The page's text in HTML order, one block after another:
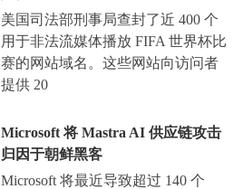
美国司法部刑事局查封了近 400 个
用于非法流媒体播放 FIFA 世界杯比
赛的网站域名。这些网站向访问者
提供 20
Microsoft 将 Mastra AI 供应链攻击
归因于朝鲜黑客
Microsoft 将最近导致超过 140 个